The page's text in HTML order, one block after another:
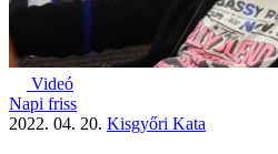
Videó
Napi friss
2022. 04. 20. Kisgyőri Kata